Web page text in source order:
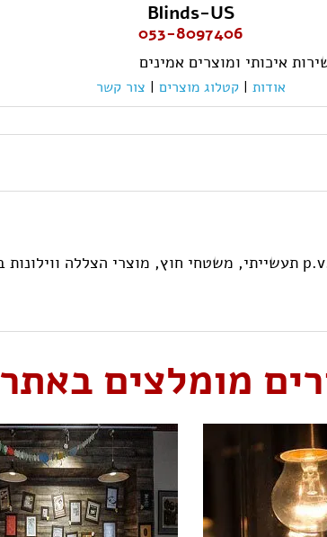
Blinds-US
053-8097406
אודות | קטלוג מוצרים | צור קשר
מומלצים באתר